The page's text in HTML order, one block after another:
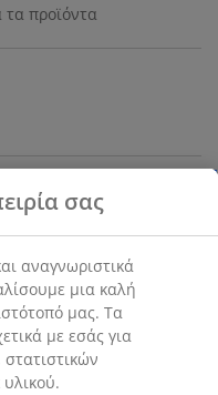
προϊόντα
σας
αναγνωριστικά
μια καλή
μας. Τα
με εσάς για
υλικού.